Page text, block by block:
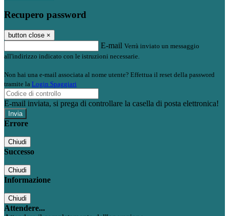
Recupero password
button close ×
E-mail Verrà inviato un messaggio
all'indirizzo indicato con le istruzioni necessarie.
Non hai una e-mail associata al nome utente? Effettua il reset della password
tramite la Login Spaggiari
E-mail inviata, si prega di controllare la casella di posta elettronica!
Errore
Chiudi
Successo
Chiudi
Informazione
Chiudi
Attendere...